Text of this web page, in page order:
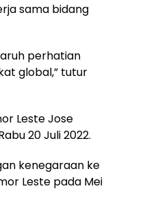
sama bidang
perhatian
global,” tutur
Leste Jose
20 Juli 2022.
kenegaraan ke
Leste pada Mei